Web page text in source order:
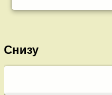
Снизу